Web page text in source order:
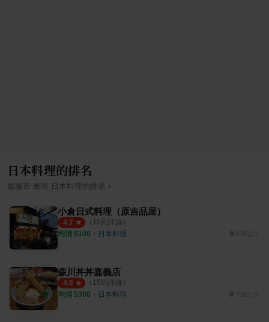
日本料理的排名
嘉義市 東區 日本料理 的排名 ›
小倉日式料理（原吉品屋）
4.7 （ 10則評論）
均消 $100 ・ 日本料理 438公尺
森川丼丼嘉義店
4.8 （ 15則評論）
均消 $300 ・ 日本料理